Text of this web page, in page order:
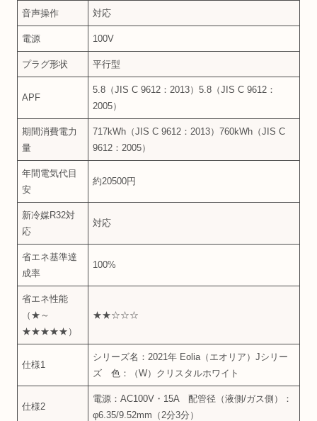
音声操作 対応
電源 100V
プラグ形状 平行型
APF
5.8（JIS C 9612：2013）5.8（JIS C 9612：
2005）
期間消費電力
量
717kWh（JIS C 9612：2013）760kWh（JIS C
9612：2005）
年間電気代目
安
約20500円
新冷媒R32対
応
対応
省エネ基準達
成率
100%
省エネ性能
（★～
★★★★★）
★★☆☆☆
仕様1
シリーズ名：2021年 Eolia（エオリア）Jシリー
ズ 色：（W）クリスタルホワイト
仕様2
電源：AC100V・15A 配管径（液側/ガス側）：
φ6.35/9.52mm（2分3分）